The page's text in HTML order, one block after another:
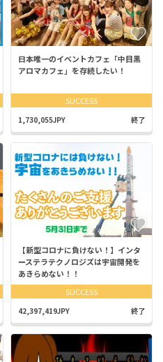
日本唯一のイベントカフェ「中目黒
アロマカフェ」を存続したい！
SUCCESS
1,730,055JPY 終了
【新型コロナに負けない！】インタ
ーステラテクノロジズは宇宙開発を
あきらめない！！
SUCCESS
42,397,419JPY 終了